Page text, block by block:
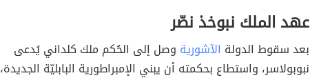
عهد الملك نبوخذ نصّر
بعد سقوط الدولة الآشورية وصل إلى الحُكم ملك كلداني يُدعى
نبوبولاسر، واستطاع بحكمته أن يبني الإمبراطورية البابليّة الجديدة،